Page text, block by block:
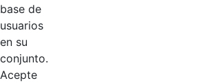
base de
usuarios
en su
conjunto.
Acepte